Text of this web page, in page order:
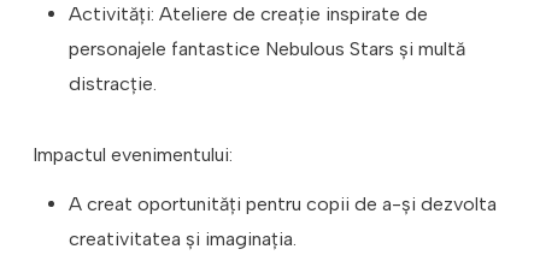
Activități: Ateliere de creație inspirate de
personajele fantastice Nebulous Stars şi multă
distracţie.
Impactul evenimentului:
A creat oportunități pentru copii de a-și dezvolta
creativitatea și imaginația.